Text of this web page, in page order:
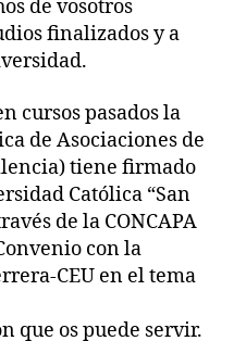
de vosotros
finalizados y a
cursos pasados la
de Asociaciones de
tiene firmado
Católica “San
de la CONCAPA
con la
CEU en el tema
que os puede servir.